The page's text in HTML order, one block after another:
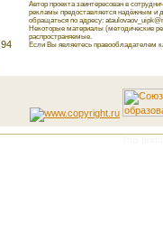
Автор проекта заинтересован в
рекламы предоставляется надёжным и
обращаться по адресу:
Некоторые материалы (методические
распространяемые.
Если Вы являетесь правообладателем